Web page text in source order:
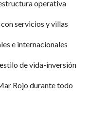
operativa
servicios y villas
e internacionales
de vida-inversión
Rojo durante todo